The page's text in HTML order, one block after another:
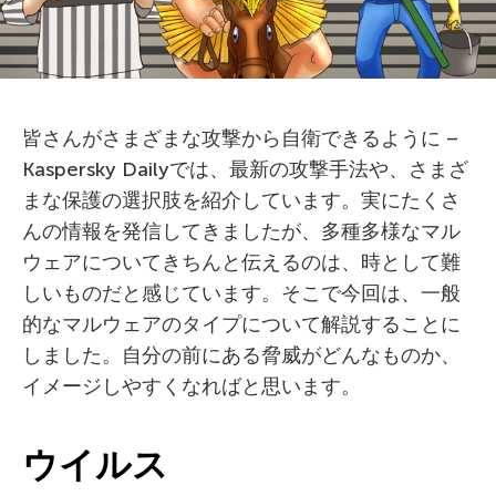
皆さんがさまざまな攻撃から自衛できるように –
Kaspersky Dailyでは、最新の攻撃手法や、さまざ
まな保護の選択肢を紹介しています。実にたくさ
んの情報を発信してきましたが、多種多様なマル
ウェアについてきちんと伝えるのは、時として難
しいものだと感じています。そこで今回は、一般
的なマルウェアのタイプについて解説することに
しました。自分の前にある脅威がどんなものか、
イメージしやすくなればと思います。
ウイルス